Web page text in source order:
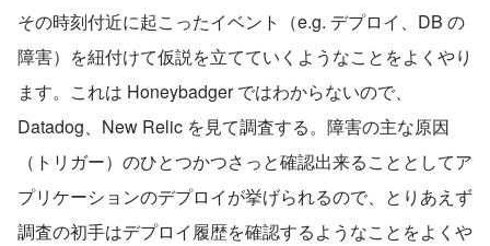
その時刻付近に起こったイベント（e.g. デプロイ、DB の
障害）を紐付けて仮説を立てていくようなことをよくやり
ます。これは Honeybadger ではわからないので、
Datadog、New Relic を見て調査する。障害の主な原因
（トリガー）のひとつかつさっと確認出来ることとしてア
プリケーションのデプロイが挙げられるので、とりあえず
調査の初手はデプロイ履歴を確認するようなことをよくや